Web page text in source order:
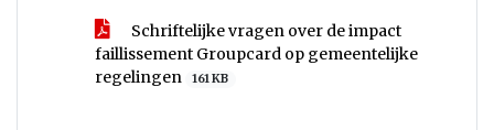
Schriftelijke vragen over de impact
faillissement Groupcard op gemeentelijke
regelingen
161 KB